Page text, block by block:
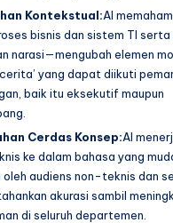
Kontekstual:AI
bisnis dan sistem TI serta
narasi—mengubah elemen
yang dapat diikuti
baik itu eksekutif maupun
Cerdas Konsep:AI
ke dalam bahasa yang
oleh audiens non-teknis dan
akurasi sambil
di seluruh departemen.